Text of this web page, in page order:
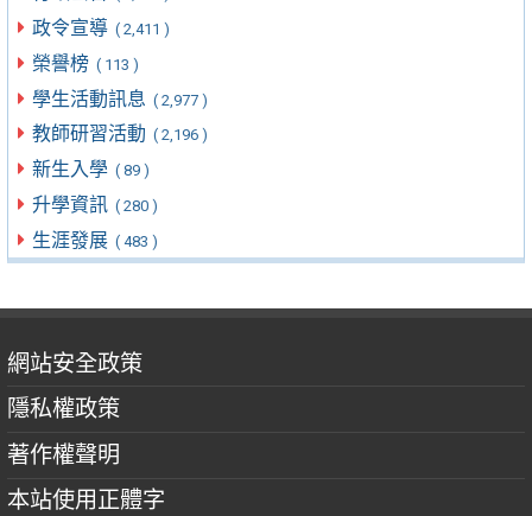
政令宣導 ( 2,411 )
榮譽榜 ( 113 )
學生活動訊息 ( 2,977 )
教師研習活動 ( 2,196 )
新生入學 ( 89 )
升學資訊 ( 280 )
生涯發展 ( 483 )
網站安全政策
隱私權政策
著作權聲明
本站使用正體字